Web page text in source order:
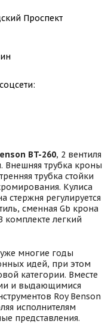
Проспект
BT-260, 2 вентиля
Внешняя трубка кроны
трубка стойки
Кулиса
стержня регулируется
сменная Gb крона
комплекте легкий
многие годы
идей, при этом
категории. Вместе
и выдающимися
Roy Benson
исполнителям
представления.